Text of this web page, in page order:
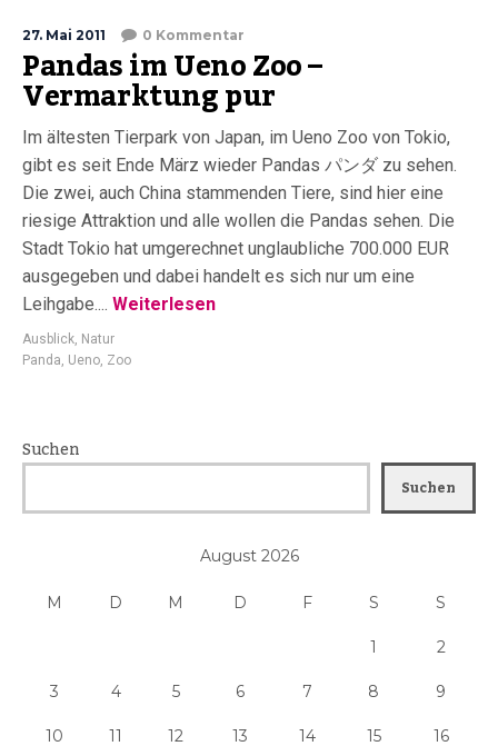
27. Mai 2011 0 Kommentar
Pandas im Ueno Zoo –
Vermarktung pur
Im ältesten Tierpark von Japan, im Ueno Zoo von Tokio,
gibt es seit Ende März wieder Pandas パンダ zu sehen.
Die zwei, auch China stammenden Tiere, sind hier eine
riesige Attraktion und alle wollen die Pandas sehen. Die
Stadt Tokio hat umgerechnet unglaubliche 700.000 EUR
ausgegeben und dabei handelt es sich nur um eine
Leihgabe.... Weiterlesen
Ausblick, Natur
Panda, Ueno, Zoo
Suchen
Suchen
August 2026
M D M D F S S
1 2
3 4 5 6 7 8 9
10 11 12 13 14 15 16